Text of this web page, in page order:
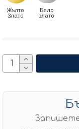
Жълто
Злато
Бяло
злато